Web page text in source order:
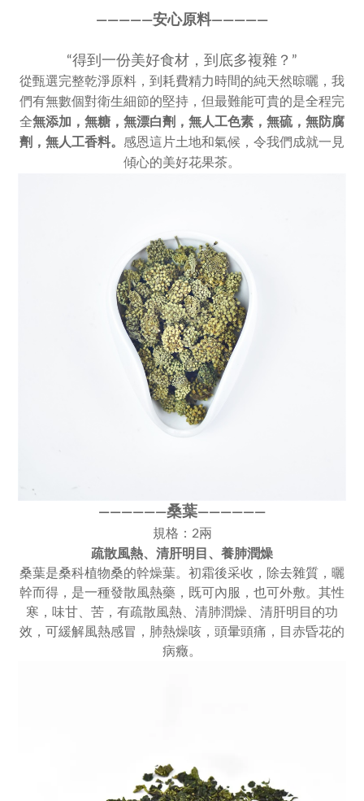
—————安心原料—————
“得到一份美好食材，到底多複雜？”
從甄選完整乾淨原料，到耗費精力時間的純天然晾曬，我
們有無數個對衛生細節的堅持，但最難能可貴的是全程完
全無添加， 無糖，無漂白劑，無人工色素， 無硫，無防腐
劑，無人工香料。 感恩這片土地和氣候，令我們成就一見
傾心的美好花果茶。
——————桑葉——————
規格：2兩
疏散風熱、清肝明目、養肺潤燥
桑葉是桑科植物桑的幹燥葉。初霜後采收，除去雜質，曬
幹而得，是一種發散風熱藥，既可內服，也可外敷。其性
寒，味甘、苦，有疏散風熱、清肺潤燥、清肝明目的功
效，可緩解風熱感冒，肺熱燥咳，頭暈頭痛，目赤昏花的
病癥。